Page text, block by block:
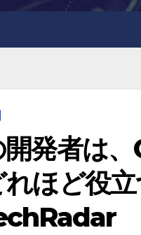
発者は
れほど役